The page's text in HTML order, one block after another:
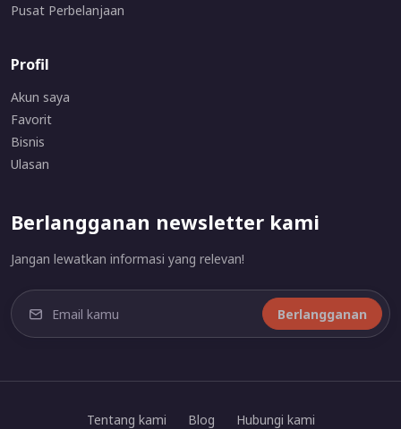
Pusat Perbelanjaan
Profil
Akun saya
Favorit
Bisnis
Ulasan
Berlangganan newsletter kami
Jangan lewatkan informasi yang relevan!
Berlangganan
Tentang kami Blog Hubungi kami